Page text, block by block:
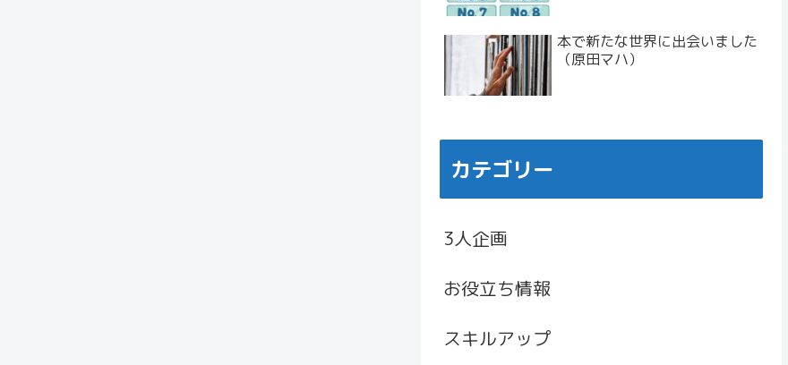
本で新たな世界に出会いました
（原田マハ）
カテゴリー
3人企画
お役立ち情報
スキルアップ